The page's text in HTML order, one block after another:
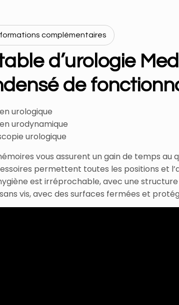
complémentaires
d’urologie
de
urologique
urodynamique
urologique
vous assurent un gain de temps au
permettent toutes les positions et
est irréprochable, avec une
vis, avec des surfaces fermées et